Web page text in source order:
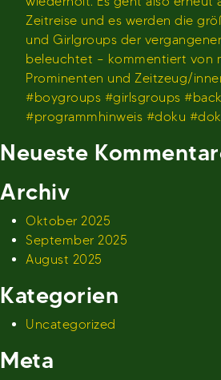
Zeitreise und es werden die
und Girlgroups der
beleuchtet – kommentiert von
Prominenten und Zeitzeug/
#boygroups #girlsgroups
#programmhinweis #doku
Neueste
Archiv
Oktober 2025
September 2025
August 2025
Kategorien
Uncategorized
Meta